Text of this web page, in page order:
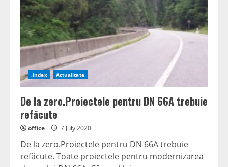
.Index Actualitate
De la zero.Proiectele pentru DN 66A trebuie
refăcute
office 7 July 2020
De la zero.Proiectele pentru DN 66A trebuie
refăcute. Toate proiectele pentru modernizarea